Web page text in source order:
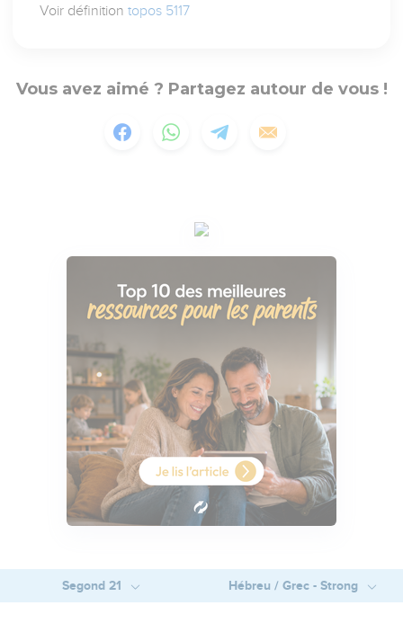
Voir définitiontopos 5117
Vous avez aimé ? Partagez autour de vous !
Segond 21 Hébreu / Grec - Strong